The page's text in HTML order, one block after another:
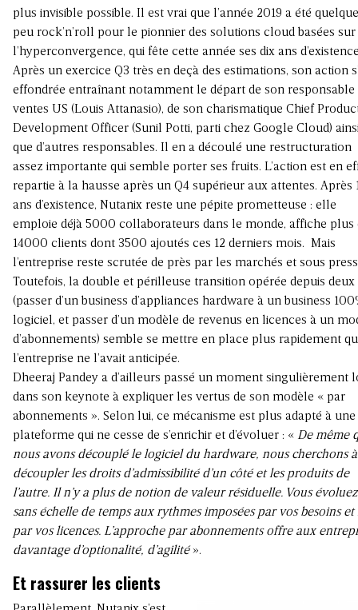
plus invisible possible. Il est vrai que l’année 2019 a été quelque
peu rock’n’roll pour le pionnier des solutions cloud basées sur
l’hyperconvergence, qui fête cette année ses dix ans
Après un exercice Q3 très en deçà des estimations, son action
effondrée entraînant notamment le départ de son responsable
ventes US (Louis Attanasio), de son charismatique Chief
Development Officer (Sunil Potti, parti chez Google Cloud)
que d’autres responsables. Il en a découlé une restructuration
assez importante qui semble porter ses fruits. L’action est en
repartie à la hausse après un Q4 supérieur aux attentes. Après
ans d’existence, Nutanix reste une pépite prometteuse : elle
emploie déjà 5000 collaborateurs dans le monde, affiche plus
14000 clients dont 3500 ajoutés ces 12 derniers mois. Mais
l’entreprise reste scrutée de près par les marchés et sous
Toutefois, la double et périlleuse transition opérée depuis deux
(passer d’un business d’appliances hardware à un business
logiciel, et passer d’un modèle de revenus en licences à un
d’abonnements) semble se mettre en place plus rapidement
l’entreprise ne l’avait anticipée.
Dheeraj Pandey a d’ailleurs passé un moment singulièrement
dans son keynote à expliquer les vertus de son modèle « par
abonnements ». Selon lui, ce mécanisme est plus adapté à une
plateforme qui ne cesse de s’enrichir et d’évoluer : « De même
nous avons découplé le logiciel du hardware, nous cherchons à
découpler les droits d’admissibilité d’un côté et les produits de
l’autre. Il n’y a plus de notion de valeur résiduelle. Vous évoluez
sans échelle de temps aux rythmes imposées par vos besoins et
par vos licences. L’approche par abonnements offre aux
davantage d’optionalité, d’agilité».
Et rassurer les clients